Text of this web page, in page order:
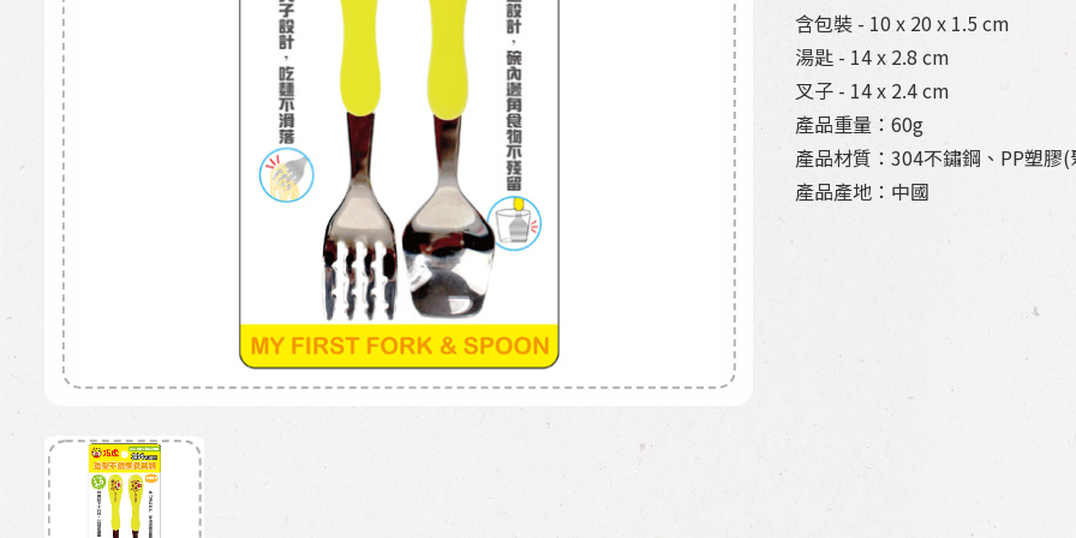
含包裝 - 10 x 20 x 1.5 cm
湯匙 - 14 x 2.8 cm
叉子 - 14 x 2.4 cm
產品重量：60g
產品材質：304不鏽鋼、PP塑膠
產品產地：中國